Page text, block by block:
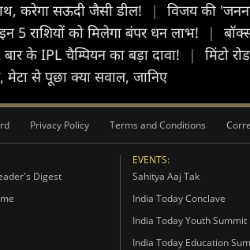
करेगा सऊदी जैसी डील! |
विजय की
5 राशियों को मिलेगा बंपर धन लाभ! |
के IPL चैम्पियन का बड़ा दावा! |
मिंटो
मेटा से पूछा क्या सवाल, जान‍िए
Privacy Policy Terms and Conditions
Digest
EVENTS:
Sahitya Aaj Tak
India Today Conclave
India Today Youth Summit
India Today Education